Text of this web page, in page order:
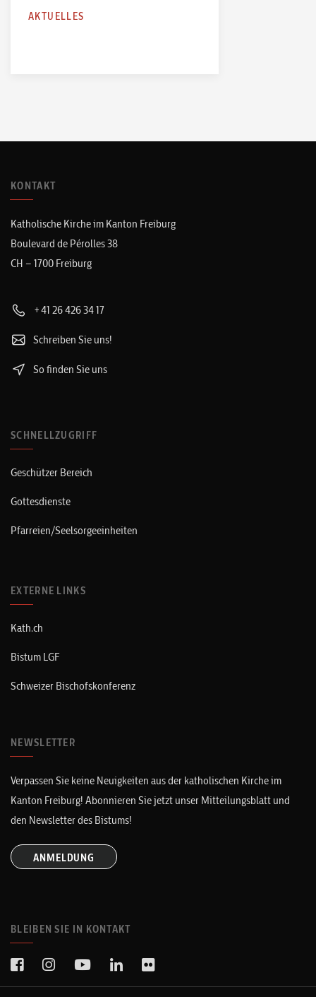
AKTUELLES
KONTAKT
Katholische Kirche im Kanton Freiburg
Boulevard de Pérolles 38
CH – 1700 Freiburg
+41 26 426 34 17
Schreiben Sie uns!
So finden Sie uns
SCHNELLZUGRIFF
Geschützer Bereich
Gottesdienste
Pfarreien/Seelsorgeeinheiten
EXTERNE LINKS
Kath.ch
Bistum LGF
Schweizer Bischofskonferenz
NEWSLETTER
Verpassen Sie keine Neuigkeiten aus der katholischen Kirche im
Kanton Freiburg! Abonnieren Sie jetzt unser Mitteilungsblatt und
den Newsletter des Bistums!
ANMELDUNG
BLEIBEN SIE IN KONTAKT